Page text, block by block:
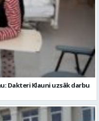
Dakteri Klauni uzsāk darbu